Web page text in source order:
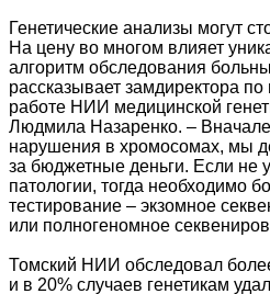
Генетические анализы могут
На цену во многом влияет
алгоритм обследования
рассказывает замдиректора
работе НИИ медицинской
Людмила Назаренко. –
нарушения в хромосомах, мы
за бюджетные деньги. Если не
патологии, тогда необходимо
тестирование – экзомное
или полногеномное
Томский НИИ обследовал
и в 20% случаев генетикам